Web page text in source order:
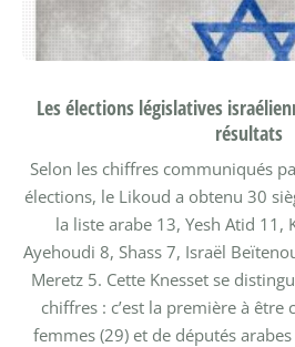
Les élections législatives
résultats
Selon les chiffres communiqués
élections, le Likoud a obtenu 30
la liste arabe 13, Yesh Atid 11,
Ayehoudi 8, Shass 7, Israël
Meretz 5. Cette Knesset se
chiffres : c’est la première à être
femmes (29) et de députés arabes